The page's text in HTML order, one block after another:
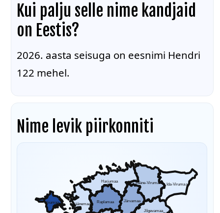
Kui palju selle nime kandjaid
on Eestis?
2026. aasta seisuga on eesnimi Hendri
122 mehel.
Nime levik piirkonniti
Hiiumaa Läänemaa Raplamaa
Harjumaa Lääne-Virumaa Ida-Virumaa
Järvamaa
Jõgevamaa